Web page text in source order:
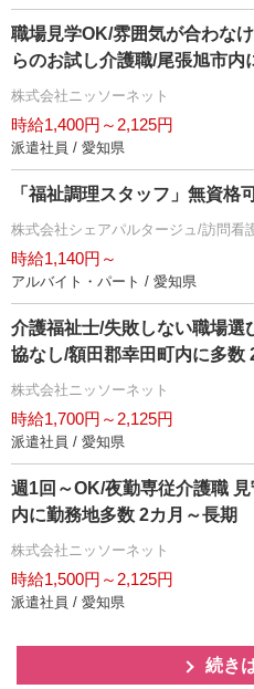
職場見学OK/雰囲気が合わな
らのお試し介護職/尾張旭市内
株式会社ニッソーネット
時給1,400円～2,125円
派遣社員 / 愛知県
「福祉調理スタッフ」無資格
株式会社シェアパルタージュ/訪問看
時給1,140円～
アルバイト・パート / 愛知県
介護福祉士/失敗しない職場選
協なし/額田郡幸田町内に多数
株式会社ニッソーネット
時給1,700円～2,125円
派遣社員 / 愛知県
週1回～OK/夜勤専従介護職
内に勤務地多数 2カ月～長期
株式会社ニッソーネット
時給1,500円～2,125円
派遣社員 / 愛知県
続き